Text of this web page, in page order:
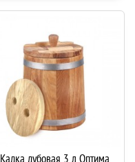
Кадка дубовая 3 л Оптима